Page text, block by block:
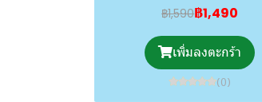
฿1,590฿1,490
เพิ่มลงตะกร้า
(0)